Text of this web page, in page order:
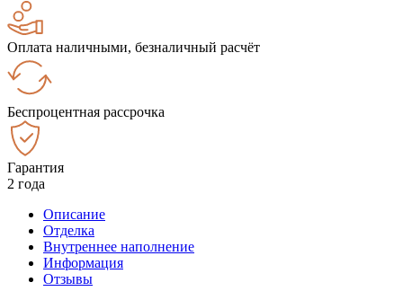
Оплата наличными, безналичный расчёт
Беспроцентная рассрочка
Гарантия
2 года
Описание
Отделка
Внутреннее наполнение
Информация
Отзывы